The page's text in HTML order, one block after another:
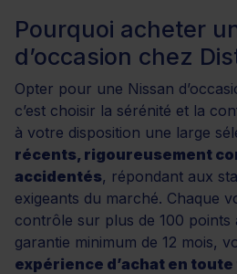
Pourquoi acheter
d’occasion chez
Opter pour une Nissan
c’est choisir la sérénité et la
à votre disposition une large
récents, rigoureusement
accidentés, répondant aux
exigeants du marché. Chaque
contrôle sur plus de 100 points
garantie minimum de 12 mois,
expérience d’achat en